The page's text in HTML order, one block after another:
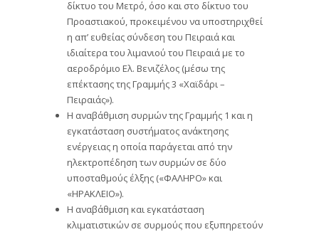
δίκτυο του Μετρό, όσο και στο δίκτυο του
Προαστιακού, προκειμένου να υποστηριχθεί
η απ’ ευθείας σύνδεση του Πειραιά και
ιδιαίτερα του λιμανιού του Πειραιά με το
αεροδρόμιο Ελ. Βενιζέλος (μέσω της
επέκτασης της Γραμμής 3 «Χαϊδάρι –
Πειραιάς»).
Η αναβάθμιση συρμών της Γραμμής 1 και η
εγκατάσταση συστήματος ανάκτησης
ενέργειας η οποία παράγεται από την
ηλεκτροπέδηση των συρμών σε δύο
υποσταθμούς έλξης («ΦΑΛΗΡΟ» και
«ΗΡΑΚΛΕΙΟ»).
Η αναβάθμιση και εγκατάσταση
κλιματιστικών σε συρμούς που εξυπηρετούν